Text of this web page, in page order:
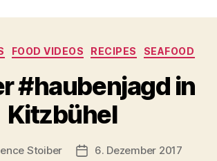
Kategorien
FOOD VIDEOS RECIPES SEAFOOD
#haubenjagd in
Kitzbühel
Stoiber Veröffentlichungsdatum
6. Dezember 2017